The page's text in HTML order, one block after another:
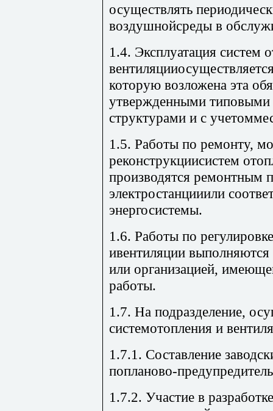
осуществлять
воздушнойсреды в
1.4. Эксплуатация систем
которую возложена эта
утвержденными типовыми
структурами и с
1.5. Работы по ремонту,
реконструкциисистем
производятся ремонтным
электростанцииили
энергосистемы.
1.6. Работы по
ивентиляции
или организацией,
работы.
1.7. На подразделение,
системотопления и
1.7.1. Составление
попланово-
1.7.2. Участие в